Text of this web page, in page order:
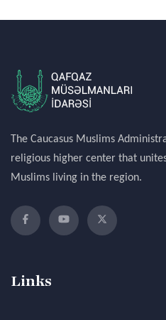
The Caucasus Muslims
religious higher center that
Muslims living in the region.
Links